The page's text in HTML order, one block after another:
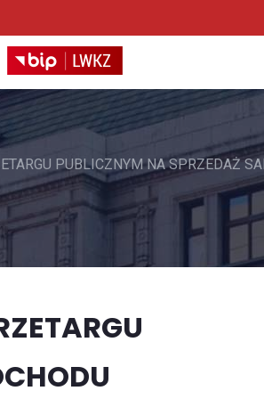
PUBLICZNYM NA SPRZEDAŻ